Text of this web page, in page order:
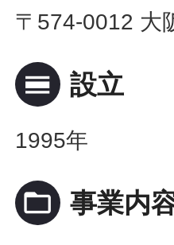
〒574-0012 大
calendar_view_day 設立
1995年
folder_open 事業内